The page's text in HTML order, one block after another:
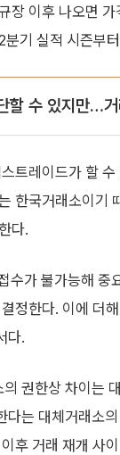
장 이후 나오면
기 실적 시즌부
할 수 있지만…
트레이드가 할
한국거래소이기
다.
수가 불가능해 중
정한다. 이에 더
다.
권한상 차이는
다는 대체거래소
후 거래 재개 사